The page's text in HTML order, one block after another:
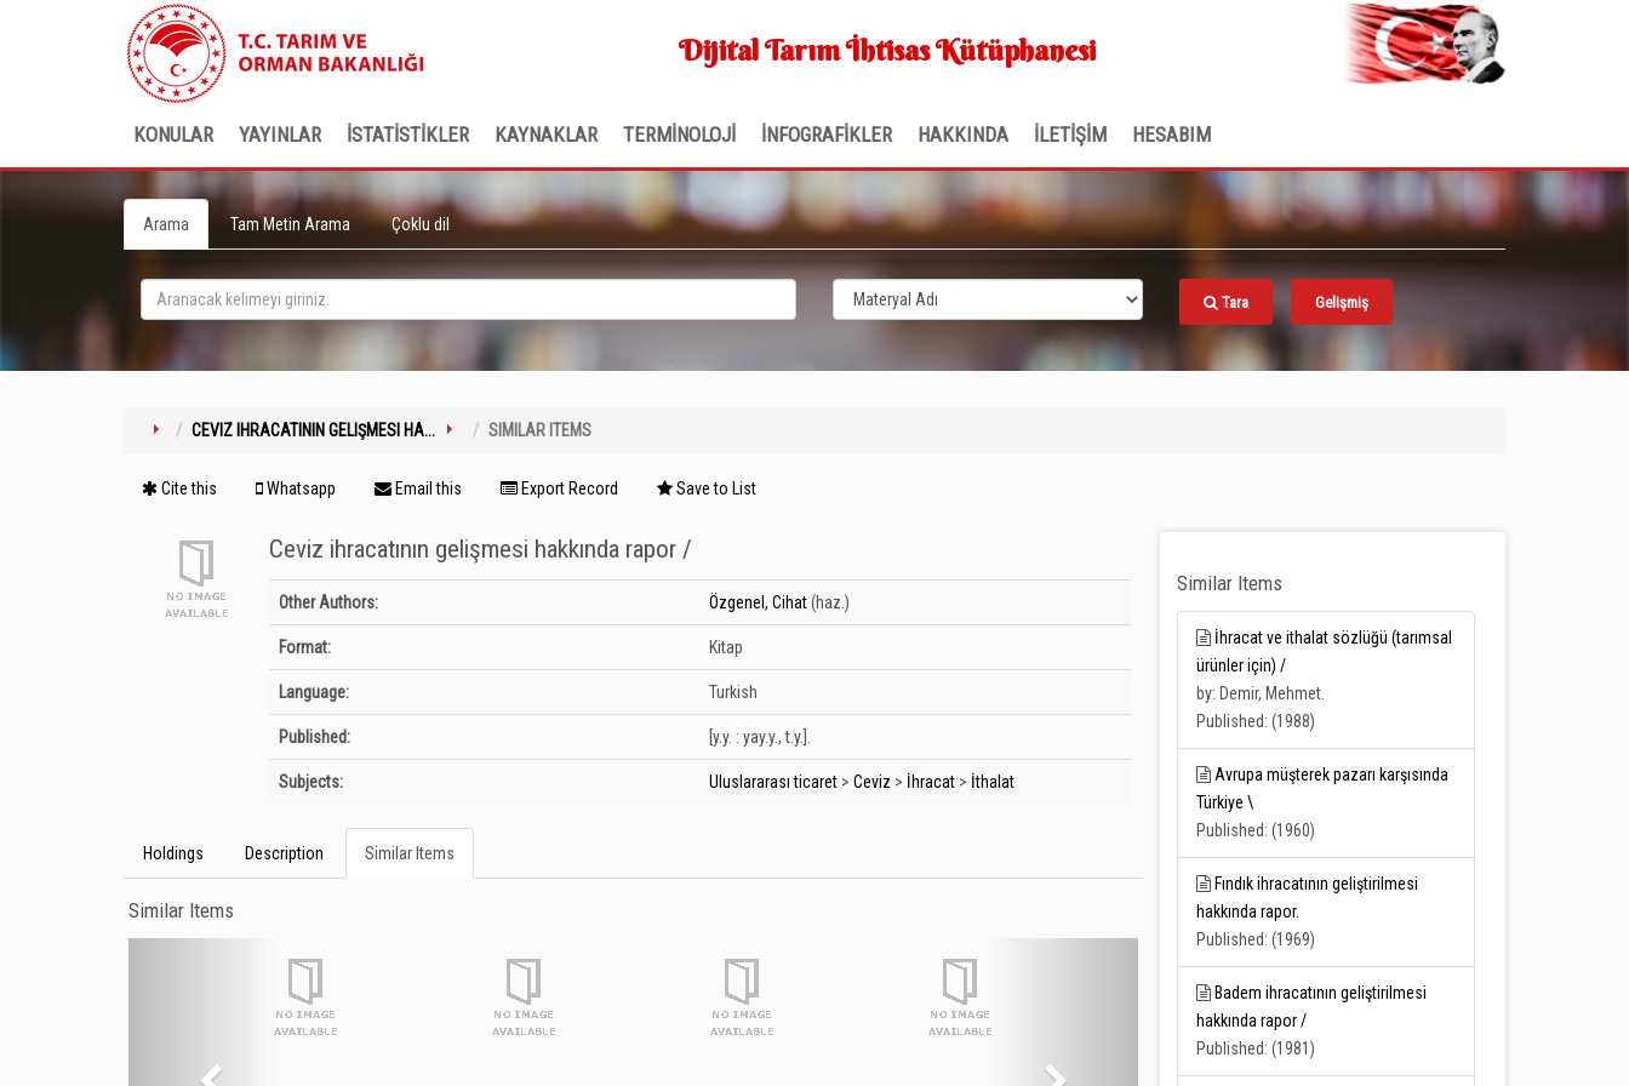
Dijital Tarım İhtisas Kütüphanesi
KONULAR YAYINLAR İSTATİSTİKLER KAYNAKLAR TERMİNOLOJİ İNFOGRAFİKLER HAKKINDA İLETİŞİM HESABIM
Arama Tam Metin Arama Çoklu dil
Tara Gelişmiş
CEVIZ IHRACATININ GELIŞMESI HA... SIMILAR ITEMS
Cite this Whatsapp Email this Export Record Save to List
Ceviz ihracatının gelişmesi hakkında rapor /
Bibliographic Details
Other Authors: Özgenel, Cihat(haz.)
Format: Kitap
Language: Turkish
Published: [y.y. : yay.y., t.y.].
Subjects: Uluslararası ticaret > Ceviz > İhracat > İthalat
Holdings Description Similar Items
Similar Items
Similar Items
İhracat ve ithalat sözlüğü (tarımsal
ürünler için) /
by: Demir, Mehmet.
Published: (1988)
Avrupa müşterek pazarı karşısında
Türkiye \
Published: (1960)
Fındık ihracatının geliştirilmesi
hakkında rapor.
Published: (1969)
Badem ihracatının geliştirilmesi
hakkında rapor /
Published: (1981)